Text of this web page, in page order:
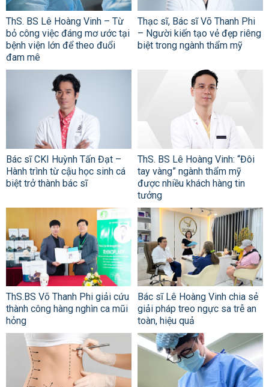
ThS. BS Lê Hoàng Vinh – Từ
bỏ công việc đáng mơ ước tại
bệnh viện lớn để theo đuổi
đam mê
Thạc sĩ, Bác sĩ Võ Thanh Phi
– Người kiến tạo vẻ đẹp riêng
biệt trong ngành thẩm mỹ
Bác sĩ CKI Huỳnh Tấn Đạt –
Hành trình từ cậu học sinh cá
biệt trở thành bác sĩ
ThS. BS Lê Hoàng Vinh: “Đôi
tay vàng” ngành thẩm mỹ
được nhiều khách hàng tin
tưởng
ThS.BS Võ Thanh Phi giải cứu
thành công hàng nghìn ca mũi
hỏng
Bác sĩ Lê Hoàng Vinh chia sẻ
giải pháp treo ngực sa trễ an
toàn, hiệu quả